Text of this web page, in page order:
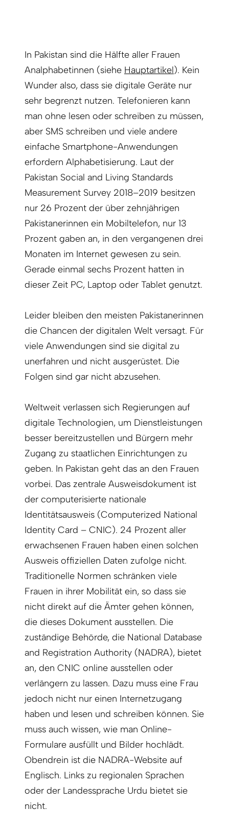
In Pakistan sind die Hälfte aller Frauen
Analphabetinnen (siehe Hauptartikel). Kein
Wunder also, dass sie digitale Geräte nur
sehr begrenzt nutzen. Telefonieren kann
man ohne lesen oder schreiben zu müssen,
aber SMS schreiben und viele andere
einfache Smartphone-Anwendungen
erfordern Alphabetisierung. Laut der
Pakistan Social and Living Standards
Measurement Survey 2018–2019 besitzen
nur 26 Prozent der über zehnjährigen
Pakistanerinnen ein Mobiltelefon, nur 13
Prozent gaben an, in den vergangenen drei
Monaten im Internet gewesen zu sein.
Gerade einmal sechs Prozent hatten in
dieser Zeit PC, Laptop oder Tablet genutzt.
Leider bleiben den meisten Pakistanerinnen
die Chancen der digitalen Welt versagt. Für
viele Anwendungen sind sie digital zu
unerfahren und nicht ausgerüstet. Die
Folgen sind gar nicht abzusehen.
Weltweit verlassen sich Regierungen auf
digitale Technologien, um Dienstleistungen
besser bereitzustellen und Bürgern mehr
Zugang zu staatlichen Einrichtungen zu
geben. In Pakistan geht das an den Frauen
vorbei. Das zentrale Ausweisdokument ist
der computerisierte nationale
Identitätsausweis (Computerized National
Identity Card – CNIC). 24 Prozent aller
erwachsenen Frauen haben einen solchen
Ausweis offiziellen Daten zufolge nicht.
Traditionelle Normen schränken viele
Frauen in ihrer Mobilität ein, so dass sie
nicht direkt auf die Ämter gehen können,
die dieses Dokument ausstellen. Die
zuständige Behörde, die National Database
and Registration Authority (NADRA), bietet
an, den CNIC online ausstellen oder
verlängern zu lassen. Dazu muss eine Frau
jedoch nicht nur einen Internetzugang
haben und lesen und schreiben können. Sie
muss auch wissen, wie man Online-
Formulare ausfüllt und Bilder hochlädt.
Obendrein ist die NADRA-Website auf
Englisch. Links zu regionalen Sprachen
oder der Landessprache Urdu bietet sie
nicht.